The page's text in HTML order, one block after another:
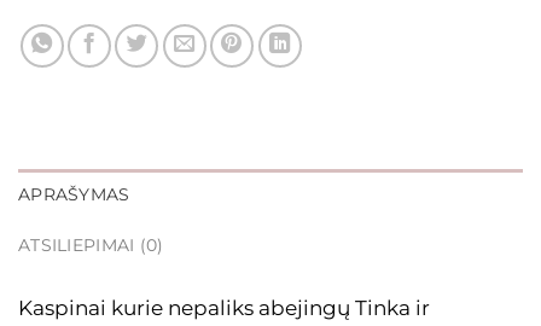
APRAŠYMAS
ATSILIEPIMAI (0)
Kaspinai kurie nepaliks abejingų Tinka ir